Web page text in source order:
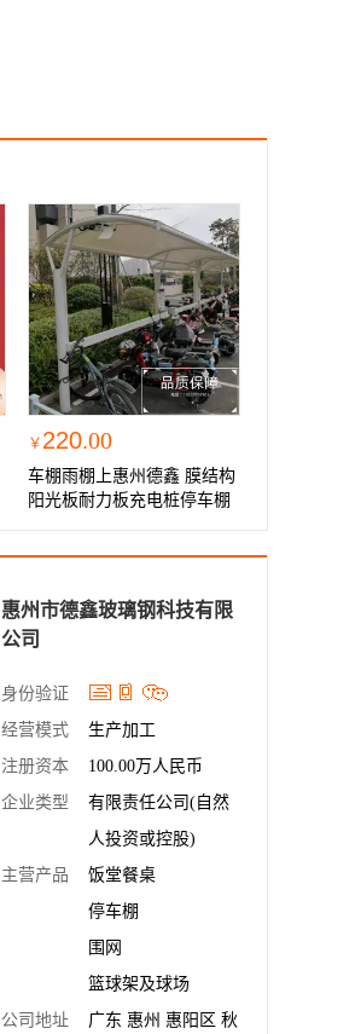
￥ 220.00
车棚雨棚上惠州德鑫 膜结构
阳光板耐力板充电桩停车棚
惠州市德鑫玻璃钢科技有限
公司
身份验证
经营模式
生产加工
注册资本
100.00万人民币
企业类型
有限责任公司(自然
人投资或控股)
主营产品
饭堂餐桌
停车棚
围网
篮球架及球场
公司地址
广东 惠州 惠阳区 秋